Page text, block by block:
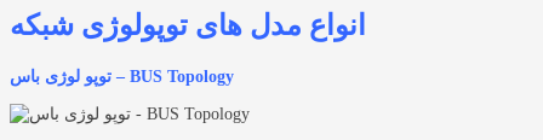
انواع مدل های توپولوژی شبکه
توپو لوژی باس – BUS Topology